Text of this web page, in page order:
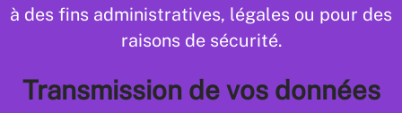
à des fins administratives, légales ou pour des
raisons de sécurité.
Transmission de vos données